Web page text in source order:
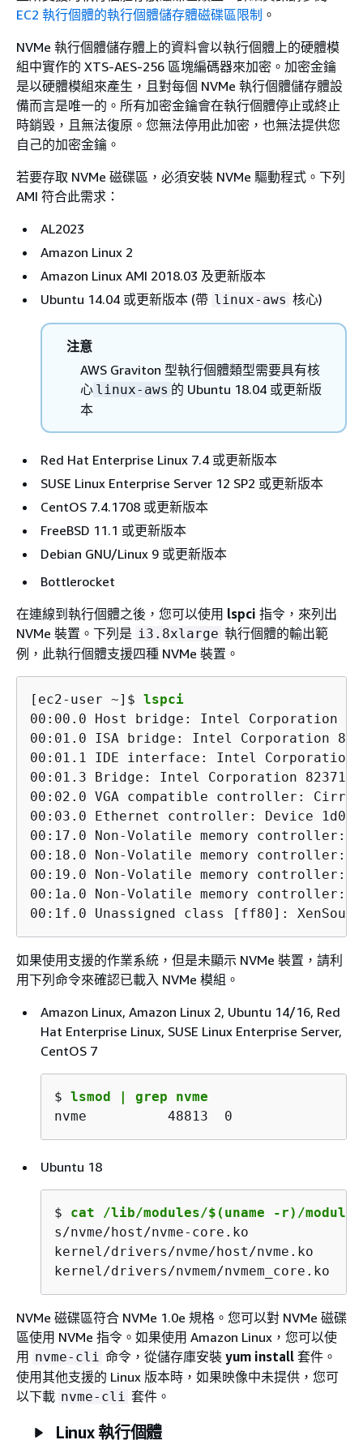
EC2 執行個體的執行個體儲存體磁碟區限制 。
NVMe 執行個體儲存體上的資料會以執行個體上的硬體模
組中實作的 XTS-AES-256 區塊編碼器來加密。加密金鑰
是以硬體模組來產生，且對每個 NVMe 執行個體儲存體設
備而言是唯一的。所有加密金鑰會在執行個體停止或終止
時銷毀，且無法復原。您無法停用此加密，也無法提供您
自己的加密金鑰。
若要存取 NVMe 磁碟區，必須安裝 NVMe 驅動程式。下列
AMI 符合此需求：
AL2023
Amazon Linux 2
Amazon Linux AMI 2018.03 及更新版本
Ubuntu 14.04 或更新版本 (帶 linux-aws 核心)
注意
AWS Graviton 型執行個體類型需要具有核
心 linux-aws 的 Ubuntu 18.04 或更新版
本
Red Hat Enterprise Linux 7.4 或更新版本
SUSE Linux Enterprise Server 12 SP2 或更新版本
CentOS 7.4.1708 或更新版本
FreeBSD 11.1 或更新版本
Debian GNU/Linux 9 或更新版本
Bottlerocket
在連線到執行個體之後，您可以使用 lspci 指令，來列出
NVMe 裝置。下列是 i3.8xlarge 執行個體的輸出範
例，此執行個體支援四種 NVMe 裝置。
[ec2-user ~]$ lspci
00:00.0 Host bridge: Intel Corporation
00:01.0 ISA bridge: Intel Corporation
00:01.1 IDE interface: Intel Corporation
00:01.3 Bridge: Intel Corporation
00:02.0 VGA compatible controller: Cirrus
00:03.0 Ethernet controller: Device
00:17.0 Non-Volatile memory controller:
00:18.0 Non-Volatile memory controller:
00:19.0 Non-Volatile memory controller:
00:1a.0 Non-Volatile memory controller:
00:1f.0 Unassigned class [ff80]:
如果使用支援的作業系統，但是未顯示 NVMe 裝置，請利
用下列命令來確認已載入 NVMe 模組。
Amazon Linux, Amazon Linux 2, Ubuntu 14/16, Red
Hat Enterprise Linux, SUSE Linux Enterprise Server,
CentOS 7
$ lsmod | grep nvme
nvme          48813  0
Ubuntu 18
$ cat /lib/modules/$(uname -r)/
s/nvme/host/nvme-core.ko
kernel/drivers/nvme/host/nvme.ko
kernel/drivers/nvmem/nvmem_core.ko
NVMe 磁碟區符合 NVMe 1.0e 規格。您可以對 NVMe 磁碟
區使用 NVMe 指令。如果使用 Amazon Linux，您可以使
用 nvme-cli 命令，從儲存庫安裝 yum install 套件。
使用其他支援的 Linux 版本時，如果映像中未提供，您可
以下載 nvme-cli 套件。
Linux 執行個體